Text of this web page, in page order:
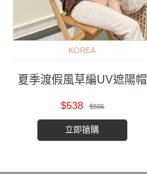
KOREA
夏季渡假風草編UV遮陽帽
$538 $598
立即搶購